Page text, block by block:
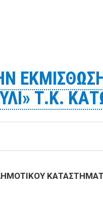
ΓΙΑ ΤΗΝ ΕΚΜΙΣΘΩΣΗ
Τ.Κ.